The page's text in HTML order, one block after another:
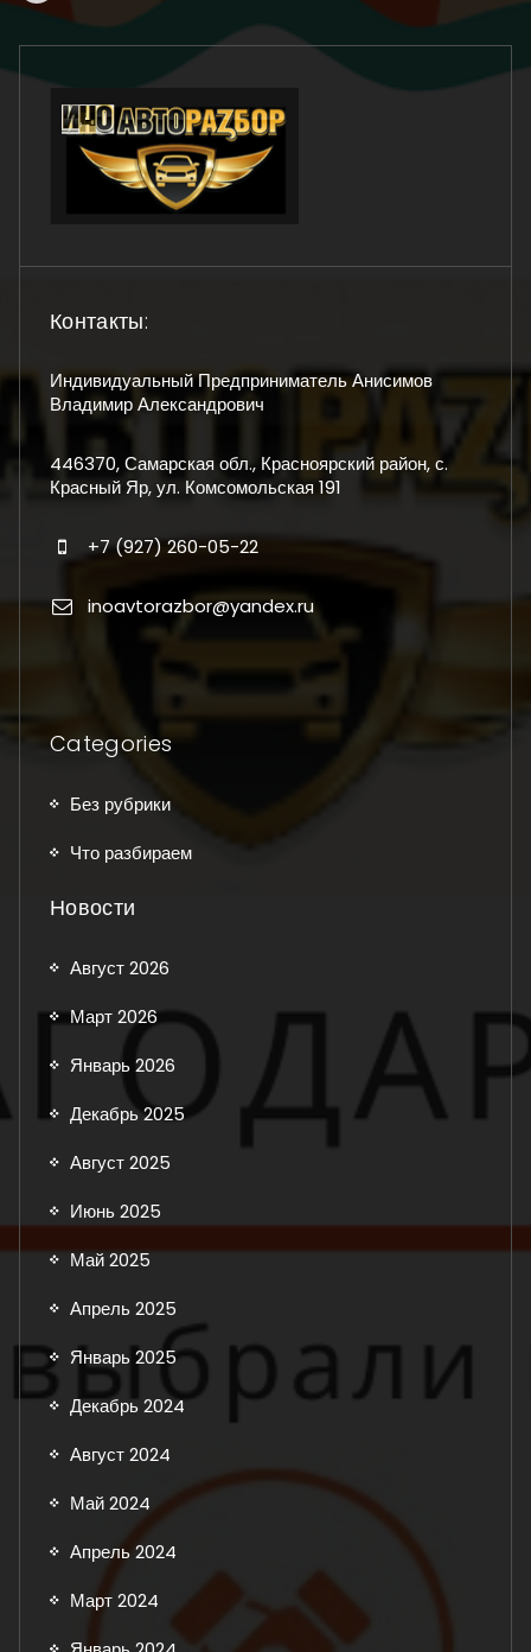
Контакты:
Индивидуальный Предприниматель Анисимов
Владимир Александрович
446370, Самарская обл., Красноярский район, с.
Красный Яр, ул. Комсомольская 191
+7 (927) 260-05-22
inoavtorazbor@yandex.ru
Categories
Без рубрики
Что разбираем
Новости
Август 2026
Март 2026
Январь 2026
Декабрь 2025
Август 2025
Июнь 2025
Май 2025
Апрель 2025
Январь 2025
Декабрь 2024
Август 2024
Май 2024
Апрель 2024
Март 2024